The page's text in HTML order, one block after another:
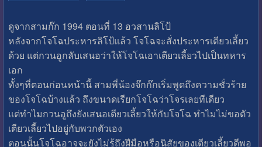
ดูจากสามก๊ก 1994 ตอนที่ 13 อวสานลิโป้
หลังจากโจโฉประหารลิโป้แล้ว โจโฉจะสั่งประหารเตียวเลี้ยว
ด้วย แต่กวนอูกลับเสนอว่าให้โจโฉเอาเตียวเลี้ยวไปเป็นทหาร
เอก
ทั้งๆที่ตอนก่อนหน้านี้ สามพี่น้องจ๊กก๊กเริ่มพูดถึงความชั่วร้าย
ของโจโฉบ้างแล้ว ถึงขนาดเรียกโจโฉว่าโจรเลยทีเดียว
แต่ทำไมกวนอูถึงยังเสนอเตียวเลี้ยวให้กับโจโฉ ทำไมไม่ขอตัว
เตียวเลี้ยวไปอยู่กับพวกตัวเอง
ตอนนั้นโจโฉอาจจะยังไม่รู้ถึงฝีมือหรือนิสัยของเตียวเลี้ยวดีพอ